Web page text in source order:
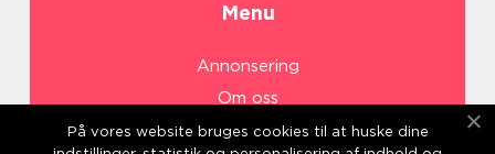
Menu
Annonsering
Om oss
Cookies
På vores website bruges cookies til at huske dine